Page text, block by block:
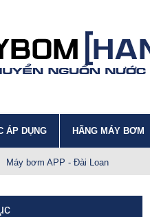
ÁP DỤNG HÃNG MÁY BƠM
Máy bơm APP - Đài Loan